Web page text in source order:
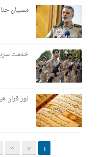
مسببان
خدمت سربازی ۳ ماه
نور قرآن
1
2
3